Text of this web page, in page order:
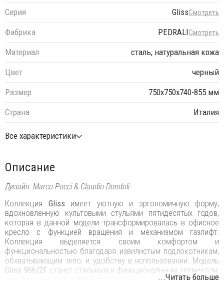
Серия GlissСмотреть
Фабрика PEDRALIСмотреть
Материал
сталь, натуральная кожа
Цвет
черный
Размер
750х750х740-855 мм
Страна
Италия
Все характеристики
Описание
Дизайн: Marco Pocci & Claudio Dondoli.
Коллекция Gliss имеет уютную и эргономичную форму,
вдохновленную культовыми стульями пятидесятых годов,
которая в данной модели трансформировалась в офисное
кресло с функцией вращения и механизмом газлифт.
Коллекция выделяется своим комфортом и
функциональностью благодаря извилистым подлокотникам,
обхватывающим тело, и удобству в использовании. Модель
Gliss 966/2F станет стильным и функциональным элементом,
...Читать больше